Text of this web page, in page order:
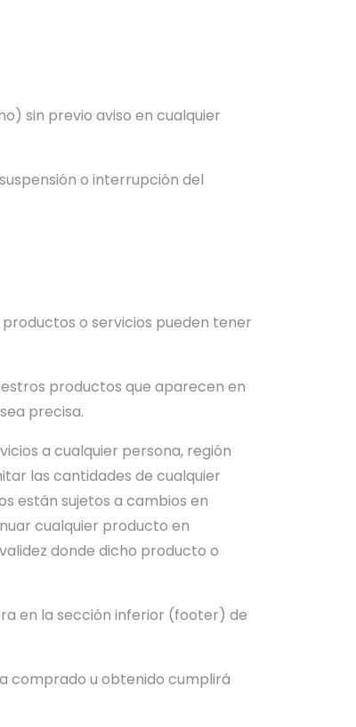
sin previo aviso en cualquier
o interrupción del
o servicios pueden tener
productos que aparecen en
precisa.
a cualquier persona, región
las cantidades de cualquier
están sujetos a cambios en
cualquier producto en
donde dicho producto o
en la sección inferior (footer) de
comprado u obtenido cumplirá